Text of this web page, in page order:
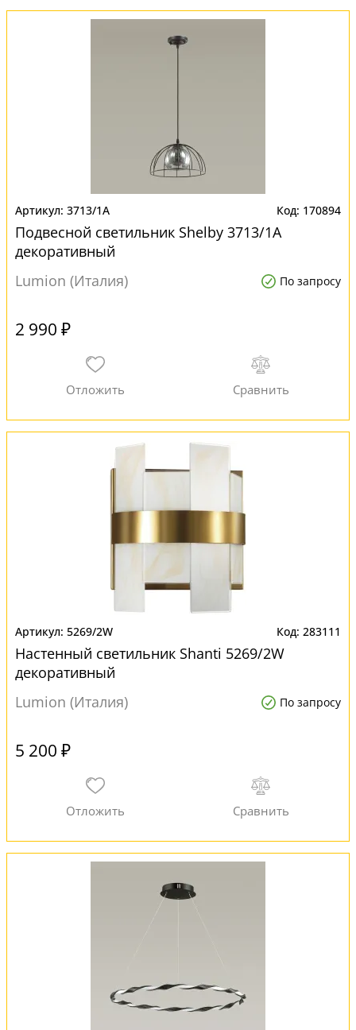
3713/1A 170894
Подвесной светильник Shelby 3713/1A
декоративный
Lumion (Италия)
По запросу
2 990 ₽
5269/2W 283111
Настенный светильник Shanti 5269/2W
декоративный
Lumion (Италия)
По запросу
5 200 ₽